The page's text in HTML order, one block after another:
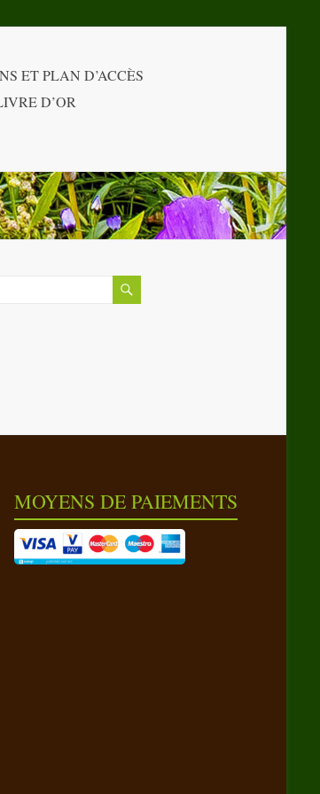
ET PLAN D’ACCÈS
D’OR
MOYENS DE PAIEMENTS